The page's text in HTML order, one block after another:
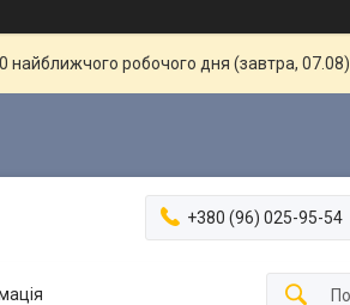
найближчого робочого дня (завтра, 07.08).
+380 (96) 025-95-54